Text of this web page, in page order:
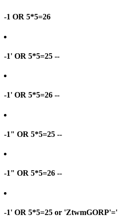
-1 OR 5*5=26
-1' OR 5*5=25 --
-1' OR 5*5=26 --
-1" OR 5*5=25 --
-1" OR 5*5=26 --
-1' OR 5*5=25 or 'ZtwmGORP'='